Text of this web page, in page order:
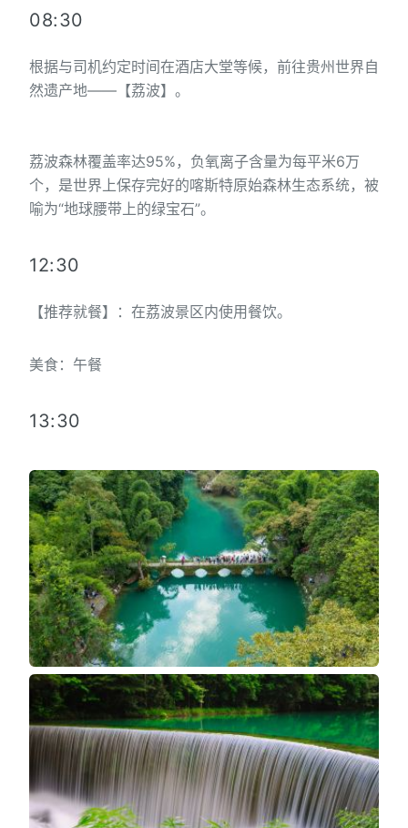
08:30
根据与司机约定时间在酒店大堂等候，前往贵州世界自
然遗产地——【荔波】。
荔波森林覆盖率达95%，负氧离子含量为每平米6万
个，是世界上保存完好的喀斯特原始森林生态系统，被
喻为“地球腰带上的绿宝石”。
12:30
【推荐就餐】：在荔波景区内使用餐饮。
美食：午餐
13:30